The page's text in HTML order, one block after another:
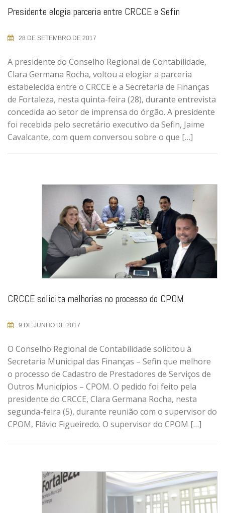
Presidente elogia parceria entre CRCCE e Sefin
28 DE SETEMBRO DE 2017
A presidente do Conselho Regional de Contabilidade,
Clara Germana Rocha, voltou a elogiar a parceria
estabelecida entre o CRCCE e a Secretaria de Finanças
de Fortaleza, nesta quinta-feira (28), durante entrevista
concedida ao setor de imprensa do órgão. A presidente
foi recebida pelo secretário executivo da Sefin, Jaime
Cavalcante, com quem conversou sobre o que […]
CRCCE solicita melhorias no processo do CPOM
9 DE JUNHO DE 2017
O Conselho Regional de Contabilidade solicitou à
Secretaria Municipal das Finanças – Sefin que melhore
o processo de Cadastro de Prestadores de Serviços de
Outros Municípios – CPOM. O pedido foi feito pela
presidente do CRCCE, Clara Germana Rocha, nesta
segunda-feira (5), durante reunião com o supervisor do
CPOM, Flávio Figueiredo. O supervisor do CPOM […]